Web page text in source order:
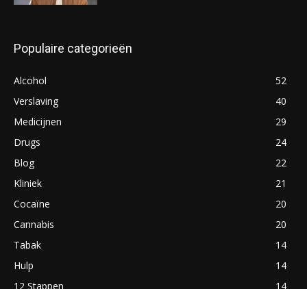
Populaire categorieën
Alcohol
52
Verslaving
40
Medicijnen
29
Drugs
24
Blog
22
Kliniek
21
Cocaïne
20
Cannabis
20
Tabak
14
Hulp
14
12 Stappen
14